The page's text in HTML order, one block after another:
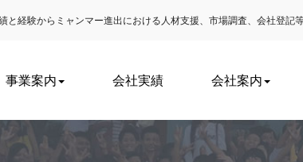
と経験からミャンマー進出における 人材支援、市場調査、会社登記
事業案内 会社実績 会社案内